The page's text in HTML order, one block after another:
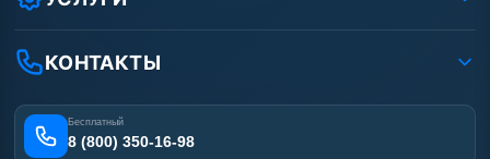
Вакансии
Статьи
Лизинг
Получить скидку
Ремонт АВД
Сертификаты
Отзывы наших клиентов
Карта сайта
КОНТАКТЫ
Бесплатный
8 (800) 350-16-98